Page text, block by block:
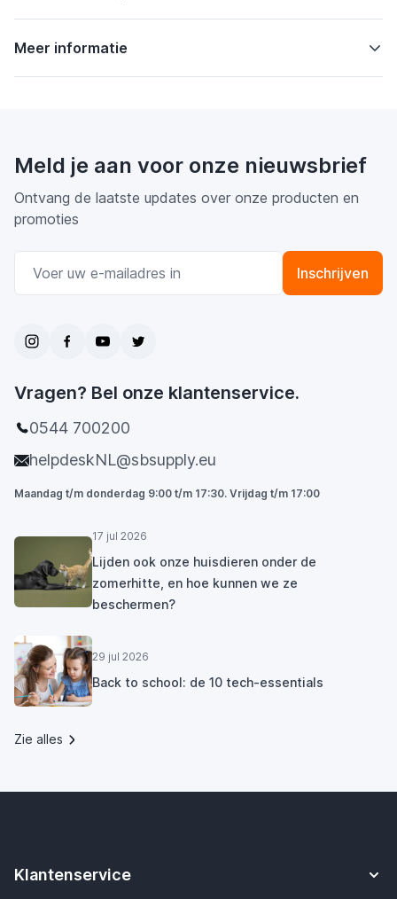
Meer informatie
Meld je aan voor onze nieuwsbrief
Ontvang de laatste updates over onze producten en
promoties
Inschrijven
Vragen? Bel onze klantenservice.
0544 700200
helpdeskNL@sbsupply.eu
Maandag t/m donderdag 9:00 t/m 17:30. Vrijdag t/m 17:00
17 jul 2026
Lijden ook onze huisdieren onder de
zomerhitte, en hoe kunnen we ze
beschermen?
29 jul 2026
Back to school: de 10 tech-essentials
Zie alles
Klantenservice